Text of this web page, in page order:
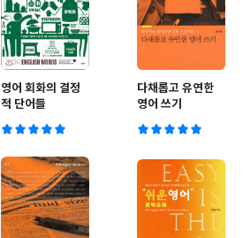
영어 회화의 결정
적 단어들
다채롭고 유연한
영어 쓰기